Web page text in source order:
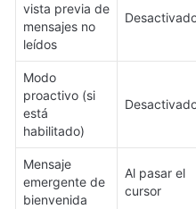
vista previa de
mensajes no
leídos
Modo
proactivo (si
está
habilitado)
Mensaje
emergente de
bienvenida
Al pasar el
cursor